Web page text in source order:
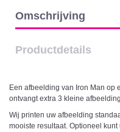
Omschrijving
Productdetails
Een afbeelding van Iron Man op
ontvangt extra 3 kleine
Wij printen uw afbeelding
mooiste resultaat. Optioneel